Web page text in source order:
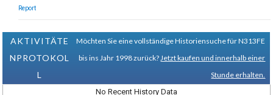
Report
AKTIVITÄTE
NPROTOKOL
L
Möchten Sie eine vollständige Historiensuche für N313FE
bis ins Jahr 1998 zurück? Jetzt kaufen und innerhalb einer
Stunde erhalten.
No Recent History Data